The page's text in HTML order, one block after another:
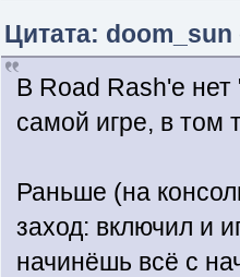
Цитата: doom_sun
В Road Rash'е
самой игре, в том
Раньше (на
заход: включил и
начинёшь всё с